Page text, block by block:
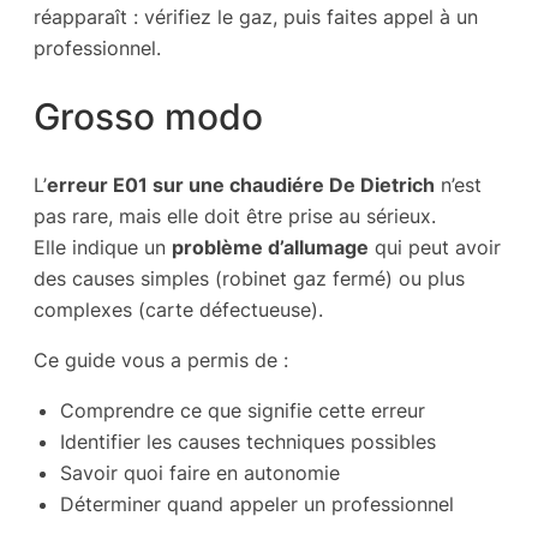
réapparaît : vérifiez le gaz, puis faites appel à un
professionnel.
Grosso modo
L’erreur E01 sur une chaudiére De Dietrich n’est
pas rare, mais elle doit être prise au sérieux.
Elle indique un problème d’allumage qui peut avoir
des causes simples (robinet gaz fermé) ou plus
complexes (carte défectueuse).
Ce guide vous a permis de :
Comprendre ce que signifie cette erreur
Identifier les causes techniques possibles
Savoir quoi faire en autonomie
Déterminer quand appeler un professionnel